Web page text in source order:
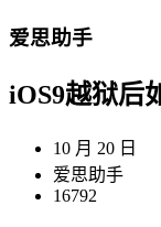
爱思助手
iOS9越狱后
10 月 20 日
爱思助手
16792